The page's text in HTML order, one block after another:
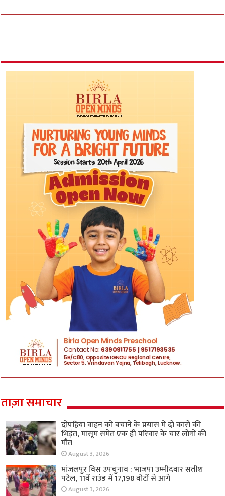
ताज़ा समाचार
दोपहिया वाहन को बचाने के प्रयास में दो कारों की
भिड़ंत, मासूम समेत एक ही परिवार के चार लोगों की
मौत
August 3, 2026
मांजलपुर विस उपचुनाव : भाजपा उम्मीदवार सतीश
पटेल, 11वें राउंड में 17,198 वोटों से आगे
August 3, 2026